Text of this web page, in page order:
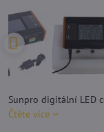
Sunpro digitální LED
Čtěte více